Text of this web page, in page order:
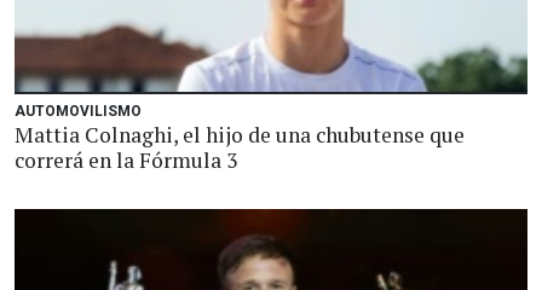
AUTOMOVILISMO
Mattia Colnaghi, el hijo de una chubutense que
correrá en la Fórmula 3